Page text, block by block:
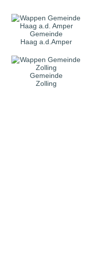
Gemeinde
Haag a.d.Amper
Gemeinde
Zolling